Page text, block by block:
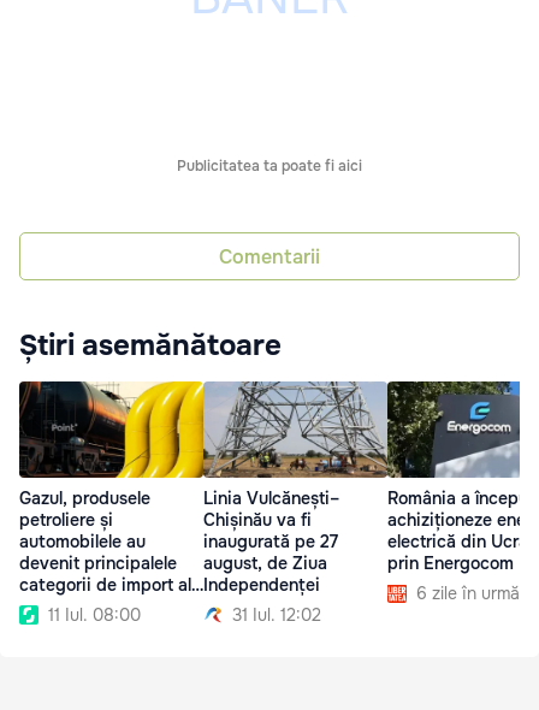
Publicitatea ta poate fi aici
Comentarii
Știri asemănătoare
Gazul, produsele
petroliere și
automobilele au
devenit principalele
categorii de import ale
R. Moldova
11 Iul. 08:00
Linia Vulcănești–
Chișinău va fi
inaugurată pe 27
august, de Ziua
Independenței
31 Iul. 12:02
România a început
achiziționeze
electrică din
prin Energocom
6 zile în urmă